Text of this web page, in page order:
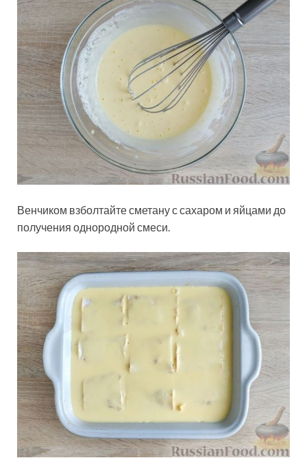
Венчиком взболтайте сметану с сахаром и яйцами до
получения однородной смеси.